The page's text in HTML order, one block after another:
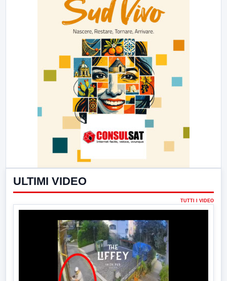
ULTIMI VIDEO
TUTTI I VIDEO